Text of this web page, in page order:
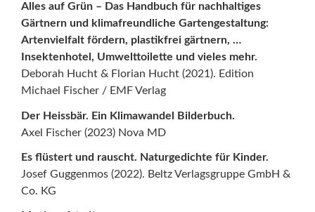
Alles auf Grün – Das Handbuch für nachhaltiges
Gärtnern und klimafreundliche Gartengestaltung:
Artenvielfalt fördern, plastikfrei gärtnern, …
Insektenhotel, Umwelttoilette und vieles mehr.
Deborah Hucht & Florian Hucht (2021). Edition
Michael Fischer / EMF Verlag
Der Heissbär. Ein Klimawandel Bilderbuch.
Axel Fischer (2023) Nova MD
Es flüstert und rauscht. Naturgedichte für Kinder.
Josef Guggenmos (2022). Beltz Verlagsgruppe GmbH &
Co. KG